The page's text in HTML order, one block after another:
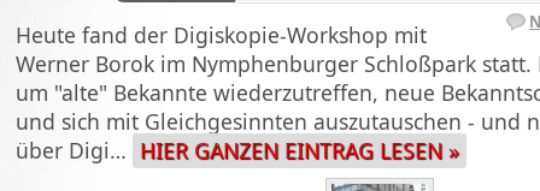
Heute fand der Digiskopie-Workshop mit
Werner Borok im Nymphenburger Schloßpark statt.
um "alte" Bekannte wiederzutreffen, neue
und sich mit Gleichgesinnten auszutauschen - und
über Digi… HIER GANZEN EINTRAG LESEN »